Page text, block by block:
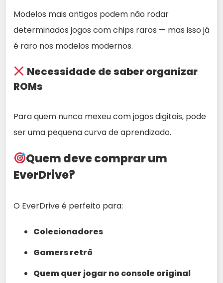
Modelos mais antigos podem não rodar
determinados jogos com chips raros — mas isso já
é raro nos modelos modernos.
Necessidade de saber organizar
ROMs
Para quem nunca mexeu com jogos digitais, pode
ser uma pequena curva de aprendizado.
Quem deve comprar um
EverDrive?
O EverDrive é perfeito para:
Colecionadores
Gamers retrô
Quem quer jogar no console original